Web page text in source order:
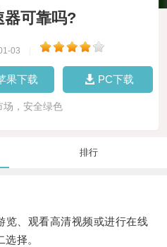
器可靠吗?
03
果下载 PC下载
场，安全绿色
排行
、观看高清视频或进行在线
择。